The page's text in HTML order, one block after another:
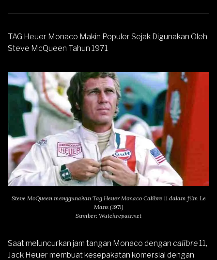
TAG Heuer Monaco Makin Populer Sejak Digunakan Oleh
Steve McQueen Tahun 1971
Steve McQueen menggunakan Tag Heuer Monaco Calibre 11 dalam film Le
Mans (1971)
Sumber: Watchrepair.net
Saat meluncurkan jam tangan Monaco dengan calibre11,
Jack Heuer membuat kesepakatan komersial dengan